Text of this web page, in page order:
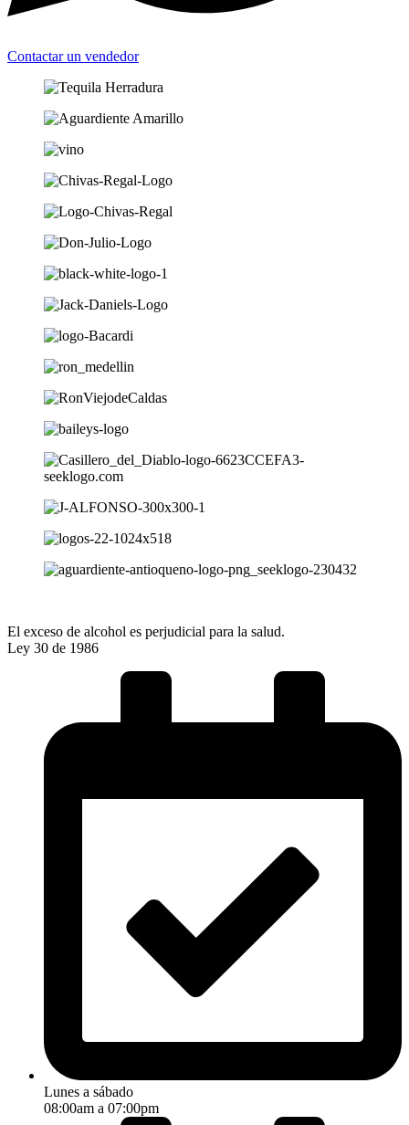
Contactar un vendedor
El exceso de alcohol es perjudicial para la salud.
Ley 30 de 1986
Lunes a sábado
08:00am a 07:00pm